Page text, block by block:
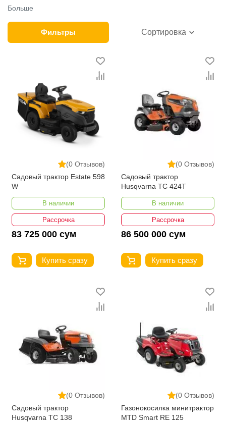
Желаете приобрести минитрактор-газонокосилку в
Ташкенте по выгодной цене? Интернет-магазин
ikarvon.uz — лучший выбор для решения таких
задач. Мы предлагаем садовую технику от ведущих
производителей, принимаем оплату разными
способами, обеспечиваем своевременную доставку
и приемлемые для Узбекистана цены на
минитракторы.
Больше
Фильтры Сортировка
(0 Отзывов)
Садовый трактор Estate 598
W
В наличии
Рассрочка
83 725 000 сум
Купить сразу
(0 Отзывов)
Садовый трактор
Husqvarna TC 424T
В наличии
Рассрочка
86 500 000 сум
Купить сразу
(0 Отзывов)
Садовый трактор
Husqvarna TC 138
(0 Отзывов)
Газонокосилка минитрактор
MTD Smart RE 125